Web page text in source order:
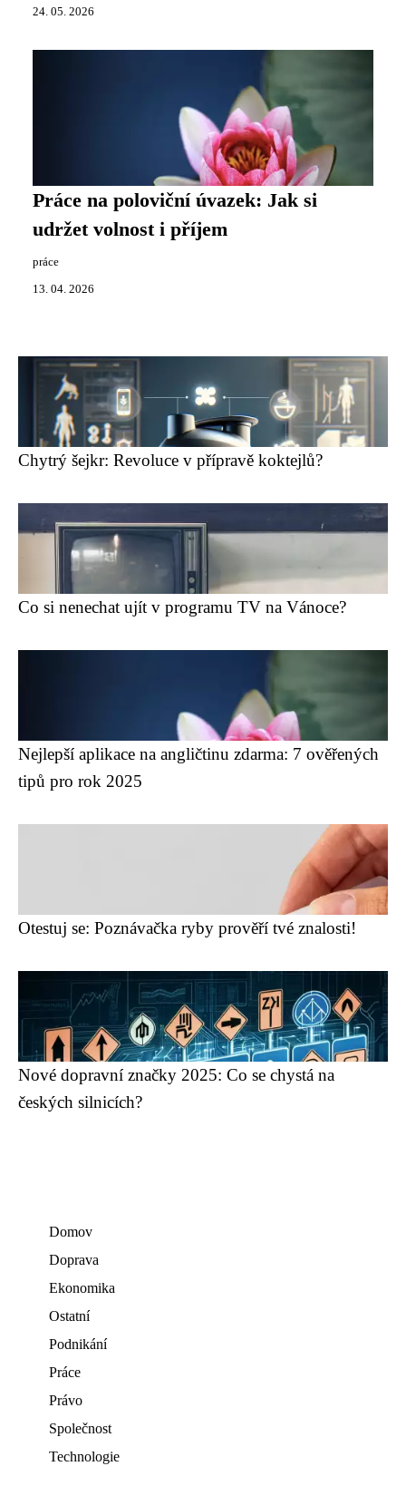
24. 05. 2026
Práce na poloviční úvazek: Jak si
udržet volnost i příjem
práce
13. 04. 2026
Chytrý šejkr: Revoluce v přípravě koktejlů?
Co si nenechat ujít v programu TV na Vánoce?
Nejlepší aplikace na angličtinu zdarma: 7 ověřených
tipů pro rok 2025
Otestuj se: Poznávačka ryby prověří tvé znalosti!
Nové dopravní značky 2025: Co se chystá na
českých silnicích?
Domov
Doprava
Ekonomika
Ostatní
Podnikání
Práce
Právo
Společnost
Technologie